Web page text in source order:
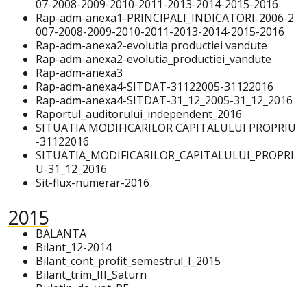
07-2008-2009-2010-2011-2013-2014-2015-2016
Rap-adm-anexa1-PRINCIPALI_INDICATORI-2006-2
007-2008-2009-2010-2011-2013-2014-2015-2016
Rap-adm-anexa2-evolutia productiei vandute
Rap-adm-anexa2-evolutia_productiei_vandute
Rap-adm-anexa3
Rap-adm-anexa4-SITDAT-31122005-31122016
Rap-adm-anexa4-SITDAT-31_12_2005-31_12_2016
Raportul_auditorului_independent_2016
SITUATIA MODIFICARILOR CAPITALULUI PROPRIU
-31122016
SITUATIA_MODIFICARILOR_CAPITALULUI_PROPRI
U-31_12_2016
Sit-flux-numerar-2016
2015
BALANTA
Bilant_12-2014
Bilant_cont_profit_semestrul_I_2015
Bilant_trim_III_Saturn